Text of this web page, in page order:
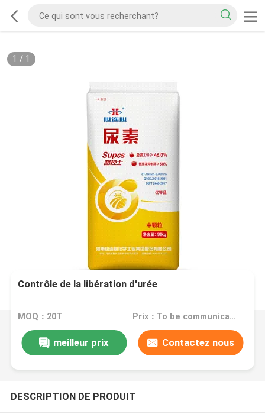
1 / 1
Contrôle de la libération d'urée
MOQ：20T Prix：To be communicated
meilleur prix Contactez nous
DESCRIPTION DE PRODUIT